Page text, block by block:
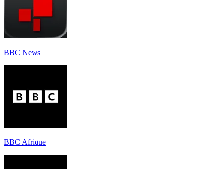
BBC News
BBC Afrique